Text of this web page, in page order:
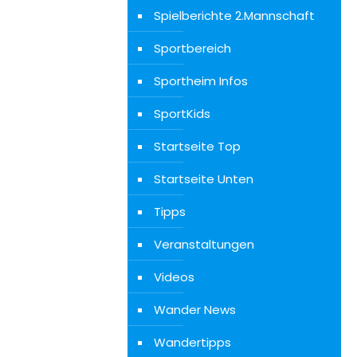
Spielberichte 2.Mannschaft
Sportbereich
Sportheim Infos
SportKids
Startseite Top
Startseite Unten
Tipps
Veranstaltungen
Videos
Wander News
Wandertipps